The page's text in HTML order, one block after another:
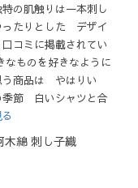
の肌触りは一本刺し
たりとした デザイ
コミに掲載されてい
ものを好きなように
商品は やはりい
節 白いシャツと合
綿 刺し子織